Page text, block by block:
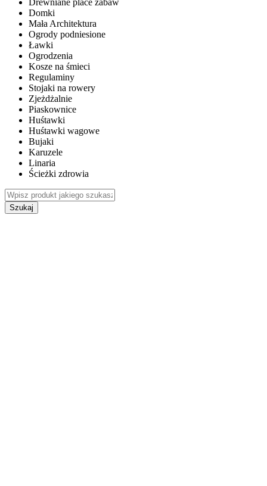
Drewniane place zabaw
Domki
Mała Architektura
Ogrody podniesione
Ławki
Ogrodzenia
Kosze na śmieci
Regulaminy
Stojaki na rowery
Zjeżdżalnie
Piaskownice
Huśtawki
Huśtawki wagowe
Bujaki
Karuzele
Linaria
Ścieżki zdrowia
Szukaj